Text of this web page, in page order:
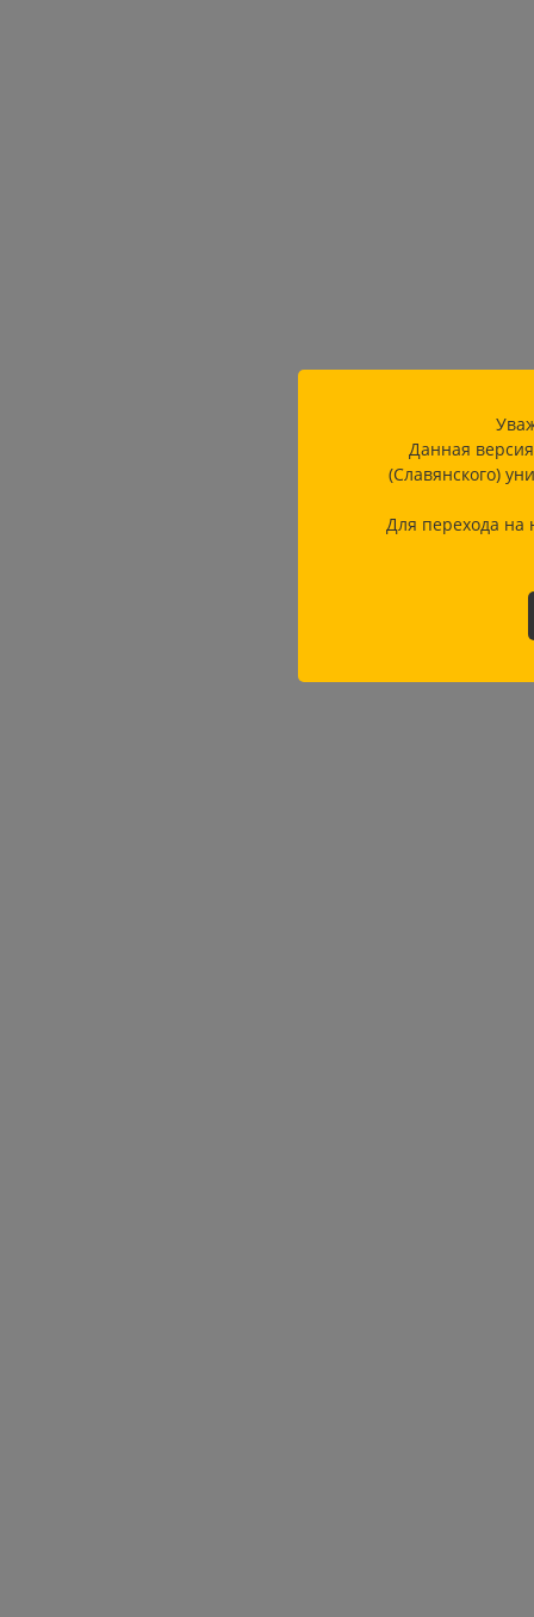
Данная
(Славянского)
Для перехода на